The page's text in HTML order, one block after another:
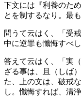
下文には『利養のた
とを制するなり。最
問うて云はく、「受
中に逆罪も懺悔すべ
答えて云はく、「実
ざる事は、且（しば
た、上の文は、破戒
し。懺悔すれば、清